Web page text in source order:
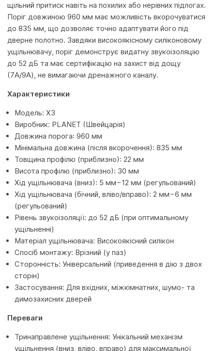
щільний притиск навіть на похилих або нерівних підлогах.
Поріг довжиною 960 мм має можливість вкорочуватися
до 835 мм, що дозволяє точно адаптувати його під
дверне полотно. Завдяки високоякісному силіконовому
ущільнювачу, поріг демонструє видатну звукоізоляцію
до 52 дБ та має сертифікацію на захист від дощу
(7A/9A), не вимагаючи дренажного каналу.
Характеристики
Модель: X3
Виробник: PLANET (Швейцарія)
Довжина порога: 960 мм
Мінімальна довжина (після вкорочення): 835 мм
Товщина профілю (приблизно): 22 мм
Висота профілю (приблизно): 30 мм
Хід ущільнювача (вниз): 5 мм−12 мм (регульований)
Хід ущільнювача (бічний, вліво/вправо): 2 мм−6 мм
(регульований)
Рівень звукоізоляції: до 52 дБ (при оптимальному
ущільненні)
Матеріал ущільнювача: Високоякісний силікон
Спосіб монтажу: Врізний (у паз)
Сторонність: Універсальний (приведення в дію з двох
сторін)
Застосування: Для вхідних, міжкімнатних, шумо- та
димозахисних дверей
Переваги
Тринаправлене ущільнення: Унікальний механізм
ущільнення (вниз, вліво, вправо) для максимальної